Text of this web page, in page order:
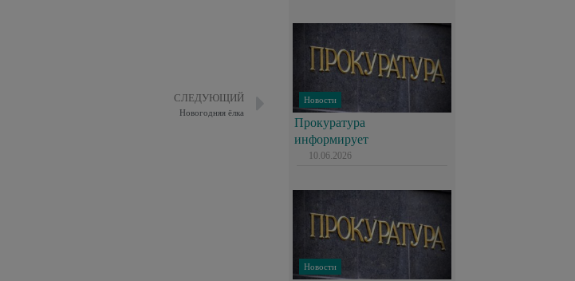
СЛЕДУЮЩИЙ
Новогодняя ёлка
Новости
Прокуратура
информирует
10.06.2026
Новости